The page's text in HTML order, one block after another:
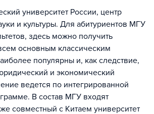
университет России, центр
и культуры. Для абитуриентов МГУ
здесь можно получить
основным классическим
популярны и, как следствие,
и экономический
ведется по интегрированной
В состав МГУ входят
совместный с Китаем университет